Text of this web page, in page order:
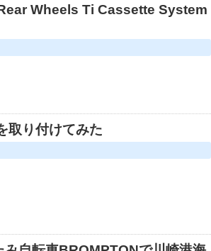
Wheels Ti Cassette System
取り付けてみた